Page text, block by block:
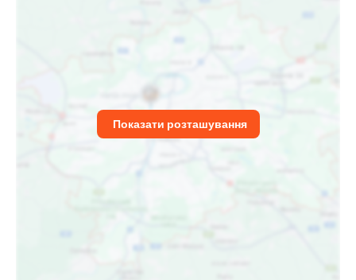
Показати розташування